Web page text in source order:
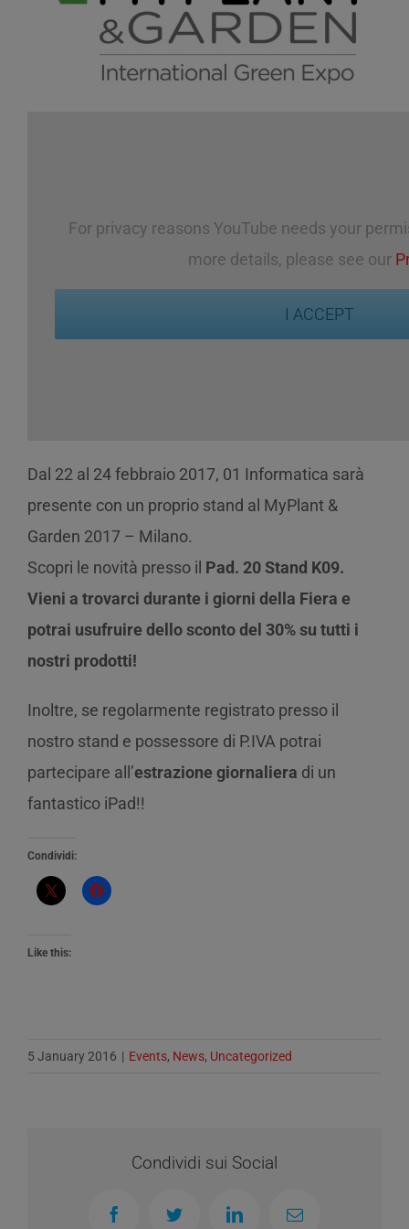
For privacy reasons YouTube needs your
more details, please see our
I ACCEPT
Dal 22 al 24 febbraio 2017, 01 Informatica sarà
presente con un proprio stand al MyPlant &
Garden 2017 – Milano.
Scopri le novità presso il Pad. 20 Stand K09.
Vieni a trovarci durante i giorni della Fiera e
potrai usufruire dello sconto del 30% su tutti i
nostri prodotti!
Inoltre, se regolarmente registrato presso il
nostro stand e possessore di P.IVA potrai
partecipare all’estrazione giornaliera di un
fantastico iPad!!
Condividi:
Like this:
5 January 2016 | Events, News, Uncategorized
Condividi sui Social
FacebookTwitter LinkedInEmail